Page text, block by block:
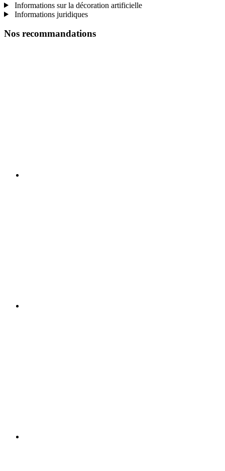
Informations sur la décoration artificielle
Informations juridiques
Nos recommandations